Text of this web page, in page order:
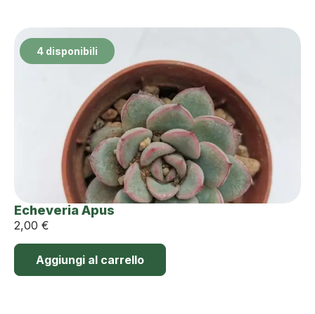
4 disponibili
Echeveria Apus
2,00 €
Aggiungi al carrello